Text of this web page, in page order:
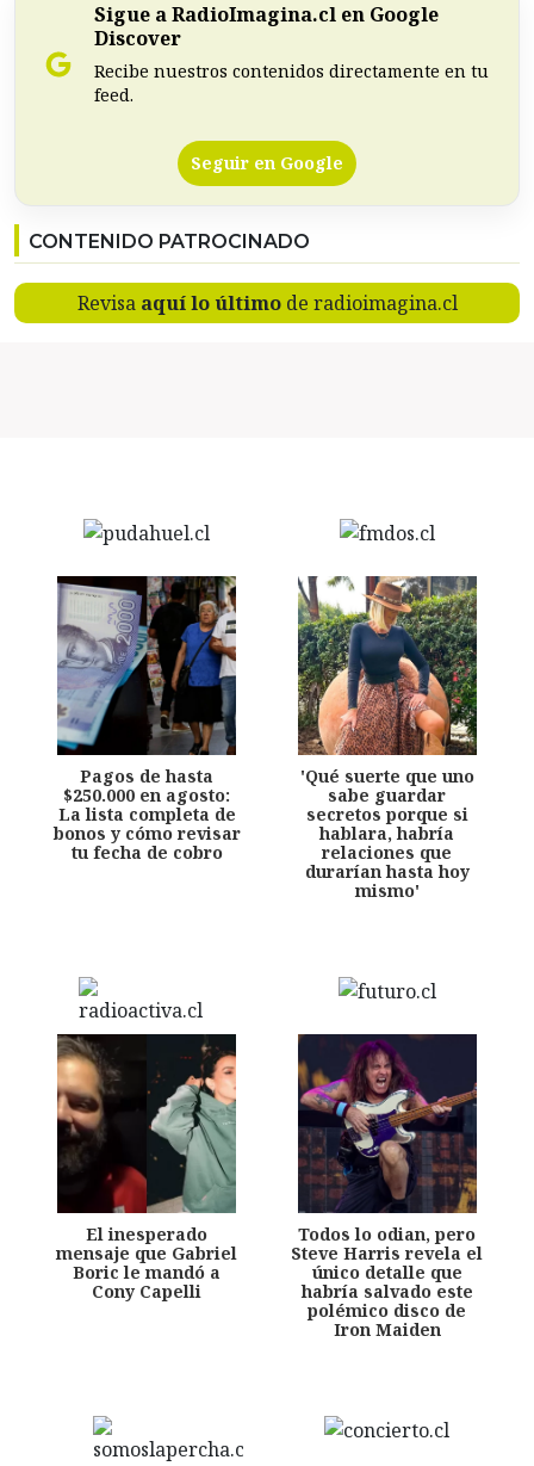
Sigue a RadioImagina.cl en Google
Discover
Recibe nuestros contenidos directamente en tu
feed.
Seguir en Google
CONTENIDO PATROCINADO
Revisa aquí lo últimode radioimagina.cl
Pagos de hasta
$250.000 en agosto:
La lista completa de
bonos y cómo revisar
tu fecha de cobro
'Qué suerte que uno
sabe guardar
secretos porque si
hablara, habría
relaciones que
durarían hasta hoy
mismo'
El inesperado
mensaje que Gabriel
Boric le mandó a
Cony Capelli
Todos lo odian, pero
Steve Harris revela el
único detalle que
habría salvado este
polémico disco de
Iron Maiden